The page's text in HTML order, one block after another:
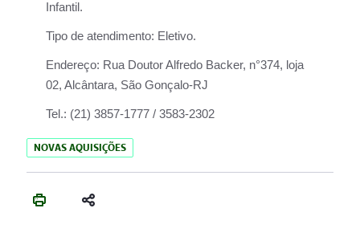
Infantil.
Tipo de atendimento: Eletivo.
Endereço: Rua Doutor Alfredo Backer, n°374, loja
02, Alcântara, São Gonçalo-RJ
Tel.: (21) 3857-1777 / 3583-2302
NOVAS AQUISIÇÕES